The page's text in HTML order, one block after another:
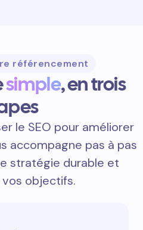
référencement
simple, en trois
le SEO pour améliorer
accompagne pas à pas
stratégie durable et
objectifs.